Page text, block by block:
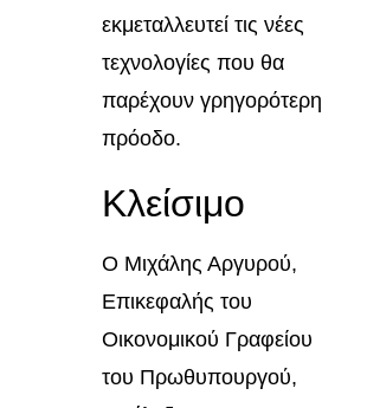
εκμεταλλευτεί τις νέες
τεχνολογίες που θα
παρέχουν γρηγορότερη
πρόοδο.
Κλείσιμο
Ο Μιχάλης Αργυρού,
Επικεφαλής του
Οικονομικού Γραφείου
του Πρωθυπουργού,